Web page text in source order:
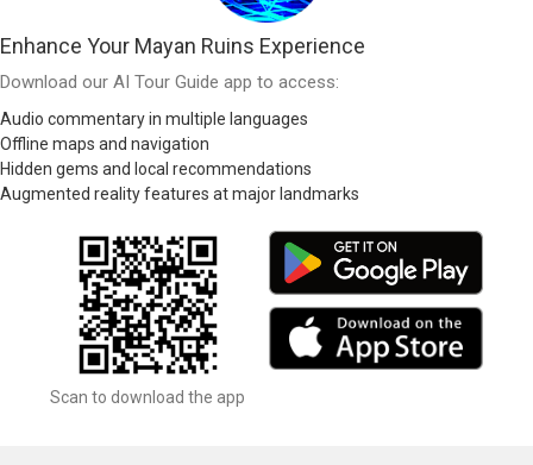
Enhance Your Mayan Ruins Experience
Download our AI Tour Guide app to access:
Audio commentary in multiple languages
Offline maps and navigation
Hidden gems and local recommendations
Augmented reality features at major landmarks
Scan to download the app